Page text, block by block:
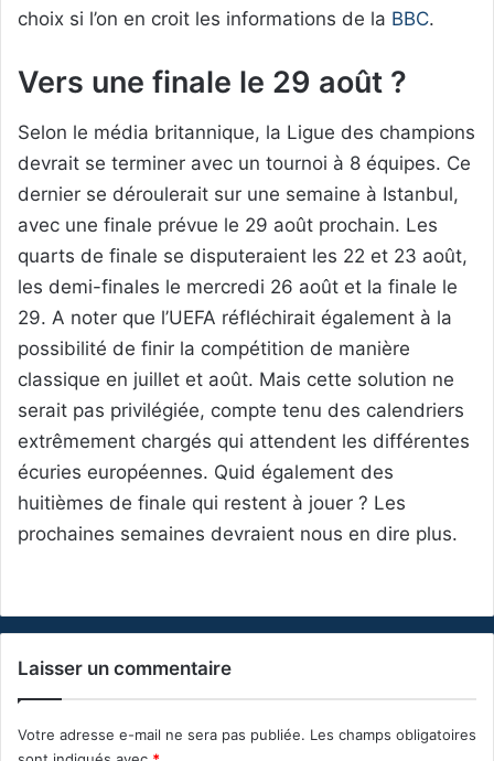
choix si l’on en croit les informations de la BBC.
Vers une finale le 29 août ?
Selon le média britannique, la Ligue des champions
devrait se terminer avec un tournoi à 8 équipes. Ce
dernier se déroulerait sur une semaine à Istanbul,
avec une finale prévue le 29 août prochain. Les
quarts de finale se disputeraient les 22 et 23 août,
les demi-finales le mercredi 26 août et la finale le
29. A noter que l’UEFA réfléchirait également à la
possibilité de finir la compétition de manière
classique en juillet et août. Mais cette solution ne
serait pas privilégiée, compte tenu des calendriers
extrêmement chargés qui attendent les différentes
écuries européennes. Quid également des
huitièmes de finale qui restent à jouer ? Les
prochaines semaines devraient nous en dire plus.
Laisser un commentaire
Votre adresse e-mail ne sera pas publiée. Les champs obligatoires